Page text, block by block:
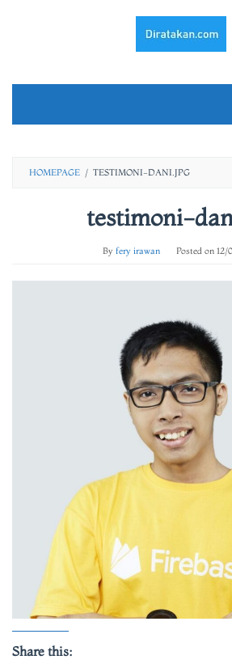
HOMEPAGE / TESTIMONI-DANI.JPG
testimoni-
By fery irawan Posted on 12/
Share this: